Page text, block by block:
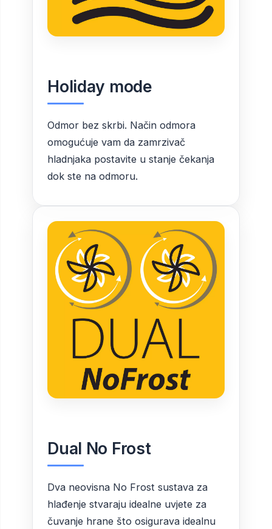
Holiday mode
Odmor bez skrbi. Način odmora
omogućuje vam da zamrzivač
hladnjaka postavite u stanje čekanja
dok ste na odmoru.
Dual No Frost
Dva neovisna No Frost sustava za
hlađenje stvaraju idealne uvjete za
čuvanje hrane što osigurava idealnu